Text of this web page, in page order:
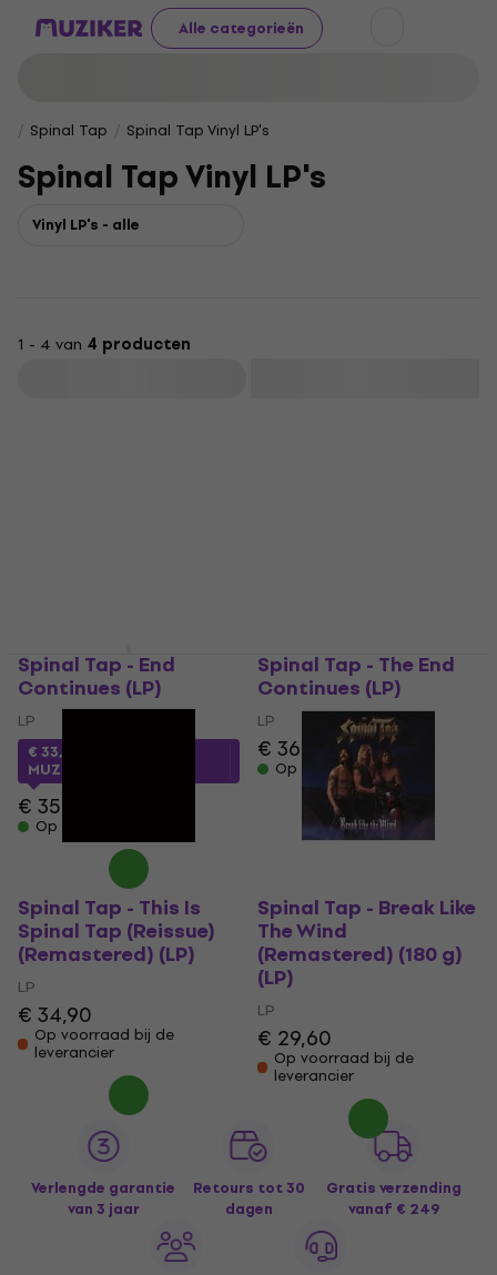
Alle categorieën
Spinal Tap Spinal Tap Vinyl LP's
Spinal Tap Vinyl LP's
Vinyl LP's - alle
1 - 4 van 4 producten
Spinal Tap - End
Continues (LP)
LP
€ 33,63
MUZMUZ-5
€ 35,90
Op voorraad
Spinal Tap - The End
Continues (LP)
LP
€ 36,50 € 37,90
Op voorraad
Spinal Tap - This Is
Spinal Tap (Reissue)
(Remastered) (LP)
LP
€ 34,90
Op voorraad bij de
leverancier
Spinal Tap - Break Like
The Wind
(Remastered) (180 g)
(LP)
LP
€ 29,60
Op voorraad bij de
leverancier
Verlengde garantie
van 3 jaar
Retours tot 30
dagen
Gratis verzending
vanaf € 249